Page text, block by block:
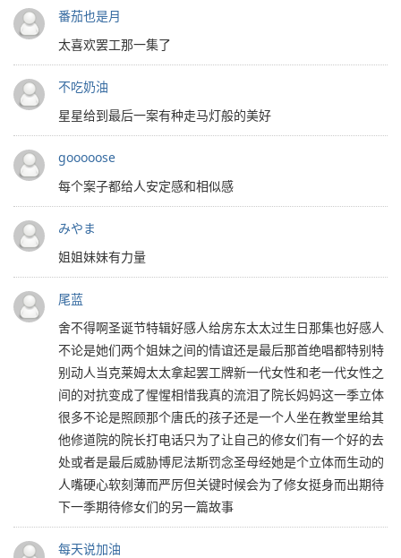
番茄也是月
太喜欢罢工那一集了
不吃奶油
星星给到最后一案有种走马灯般的美好
gooooose
每个案子都给人安定感和相似感
みやま
姐姐妹妹有力量
尾蓝
舍不得啊圣诞节特辑好感人给房东太太过生日那集也好感人
不论是她们两个姐妹之间的情谊还是最后那首绝唱都特别特
别动人当克莱姆太太拿起罢工牌新一代女性和老一代女性之
间的对抗变成了惺惺相惜我真的流泪了院长妈妈这一季立体
很多不论是照顾那个唐氏的孩子还是一个人坐在教堂里给其
他修道院的院长打电话只为了让自己的修女们有一个好的去
处或者是最后威胁博尼法斯罚念圣母经她是个立体而生动的
人嘴硬心软刻薄而严厉但关键时候会为了修女挺身而出期待
下一季期待修女们的另一篇故事
每天说加油